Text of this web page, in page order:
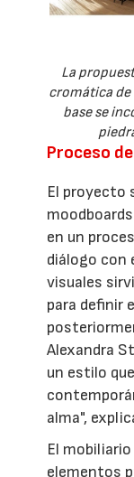
La
cromática de
base se
Proceso
El proyecto
en un
diálogo con
visuales
para definir
Alexandra
un estilo
alma",
El
elementos